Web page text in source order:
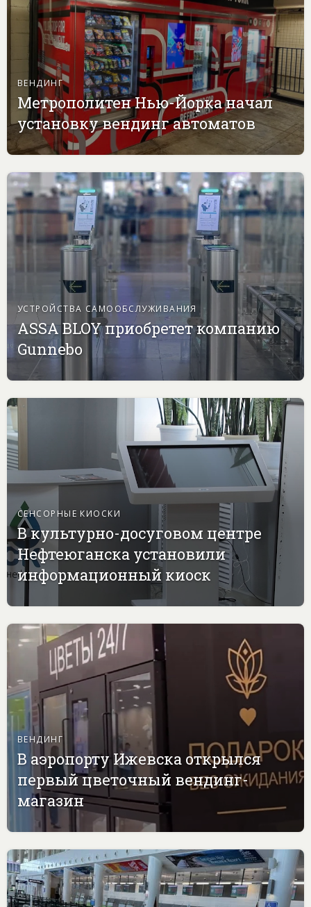
ВЕНДИНГ
Метрополитен Нью-Йорка начал
установку вендинг автоматов
УСТРОЙСТВА САМООБСЛУЖИВАНИЯ
ASSA BLOY приобретет компанию
Gunnebo
СЕНСОРНЫЕ КИОСКИ
В культурно-досуговом центре
Нефтеюганска установили
информационный киоск
ВЕНДИНГ
В аэропорту Ижевска открылся
первый цветочный вендинг-
магазин